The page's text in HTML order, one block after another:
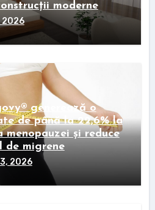
moderne
2026
generează o
de până la 22,6% la
menopauzei și reduce
de migrene
2026